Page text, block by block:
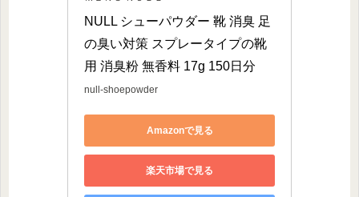
NULL シューパウダー 靴 消臭 足
の臭い対策 スプレータイプの靴
用 消臭粉 無香料 17g 150日分
null-shoepowder
Amazonで見る
楽天市場で見る